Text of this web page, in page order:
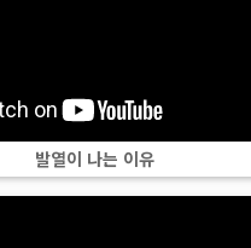
발열이 나는 이유